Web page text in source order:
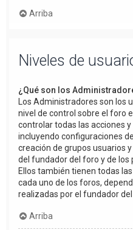
Arriba
Niveles de
¿Qué son los
Los Administradores son los
nivel de control sobre el foro
controlar todas las acciones
incluyendo configuraciones
creación de grupos usuarios
del fundador del foro y de los
Ellos también tienen todas
cada uno de los foros,
realizadas por el fundador
Arriba